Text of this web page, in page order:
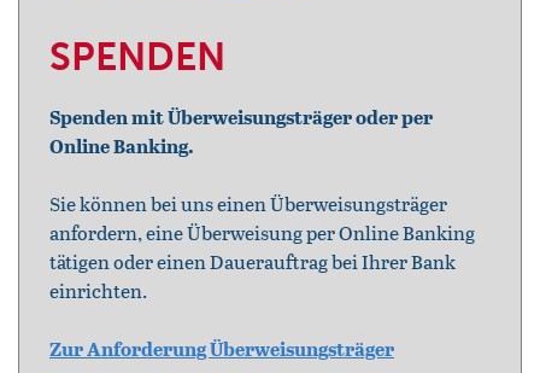
SPENDEN
Spenden mit Überweisungsträger oder per
Online Banking.
Sie können bei uns einen Überweisungsträger
anfordern, eine Überweisung per Online Banking
tätigen oder einen Dauerauftrag bei Ihrer Bank
einrichten.
Zur Anforderung Überweisungsträger